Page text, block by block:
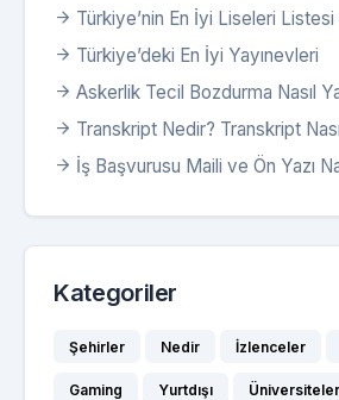
Türkiye’nin En İyi Liseleri Listesi
Türkiye’deki En İyi Yayınevleri
Askerlik Tecil Bozdurma Nasıl
Transkript Nedir? Transkript Nasıl
İş Başvurusu Maili ve Ön Yazı
Kategoriler
Şehirler Nedir İzlenceler
Gaming Yurtdışı Üniversiteler